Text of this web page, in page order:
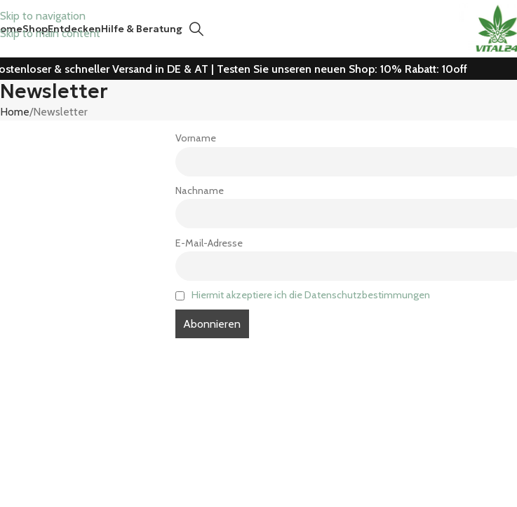
Skip to navigation
Skip to main content
ShopEntdeckenHilfe & Beratung
& schneller Versand in DE & AT | Testen Sie unseren neuen Shop: 10% Rabatt: 10off
Newsletter
Home Newsletter
Vorname
Nachname
E-Mail-Adresse
Hiermit akzeptiere ich die Datenschutzbestimmungen